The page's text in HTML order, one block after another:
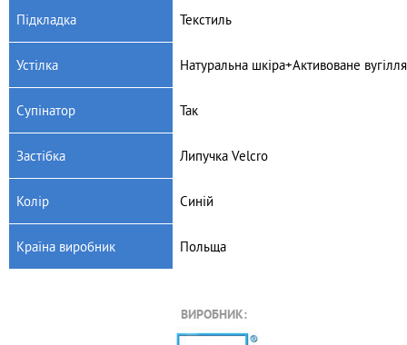
Підкладка Текстиль
Устілка Натуральна шкіра+Активоване вугілля
Супінатор Так
Застібка Липучка Velcro
Колір Синій
Країна виробник Польща
ВИРОБНИК: